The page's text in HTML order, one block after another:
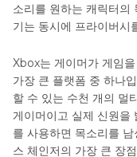
소리를 원하는 캐릭터의
기는 동시에 프라이버시
Xbox는 게이머가 게임
가장 큰 플랫폼 중 하나
할 수 있는 수천 개의 멀
게이머이고 실제 신원을
를 사용하면 목소리를
스 체인저의 가장 큰 장